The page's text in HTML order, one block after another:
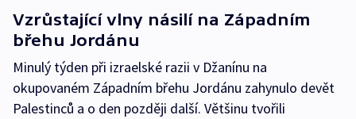
Vzrůstající vlny násilí na Západním
břehu Jordánu
Minulý týden při izraelské razii v Džanínu na
okupovaném Západním břehu Jordánu zahynulo devět
Palestinců a o den později další. Většinu tvořili